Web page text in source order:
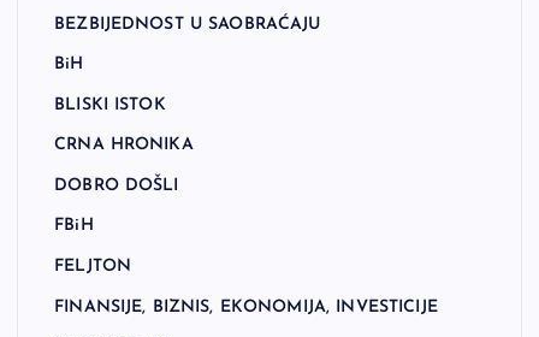
BEZBIJEDNOST U SAOBRAĆAJU
BiH
BLISKI ISTOK
CRNA HRONIKA
DOBRO DOŠLI
FBiH
FELJTON
FINANSIJE, BIZNIS, EKONOMIJA, INVESTICIJE